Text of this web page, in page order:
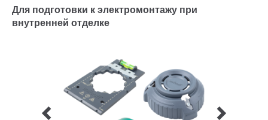
Для подготовки к электромонтажу при
внутренней отделке